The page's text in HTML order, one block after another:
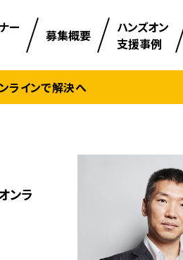
ー
募集概要
ハンズオン
支援事例
ラインで解決へ
ンラ